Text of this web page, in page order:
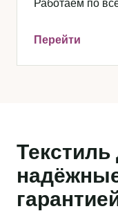
Работаем по
Перейти